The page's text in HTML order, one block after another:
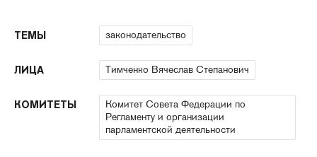
ТЕМЫ законодательство
ЛИЦА Тимченко Вячеслав Степанович
КОМИТЕТЫ
Комитет Совета Федерации по
Регламенту и организации
парламентской деятельности